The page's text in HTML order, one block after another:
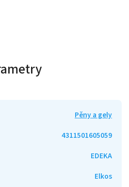
Pěny a gely
4311501605059
EDEKA
Elkos